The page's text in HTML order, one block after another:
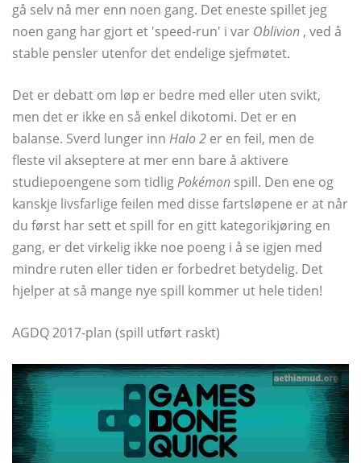
gå selv nå mer enn noen gang. Det eneste spillet jeg
noen gang har gjort et 'speed-run' i var Oblivion , ved å
stable pensler utenfor det endelige sjefmøtet.
Det er debatt om løp er bedre med eller uten svikt,
men det er ikke en så enkel dikotomi. Det er en
balanse. Sverd lunger inn Halo 2 er en feil, men de
fleste vil akseptere at mer enn bare å aktivere
studiepoengene som tidligPokémon spill. Den ene og
kanskje livsfarlige feilen med disse fartsløpene er at når
du først har sett et spill for en gitt kategorikjøring en
gang, er det virkelig ikke noe poeng i å se igjen med
mindre ruten eller tiden er forbedret betydelig. Det
hjelper at så mange nye spill kommer ut hele tiden!
AGDQ 2017-plan (spill utført raskt)